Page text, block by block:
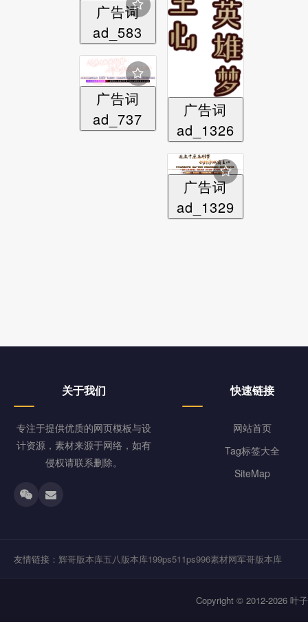
广告词
ad_583
广告词
ad_737
广告词
ad_1326
广告词
ad_1329
关于我们
专注于提供优质的网页模板与设
计资源，素材来源于网络，如有
侵权请联系删除。
快速链接
网站首页
Tag标签大全
SiteMap
友情链接： 辉哥版本库五八版本库199ps511ps996素材网军哥版本库
Copyright © 2012-2026 叶